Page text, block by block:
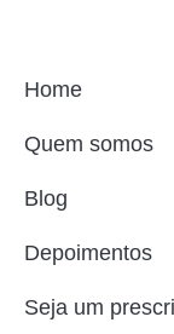
Home
Quem somos
Blog
Depoimentos
Seja um